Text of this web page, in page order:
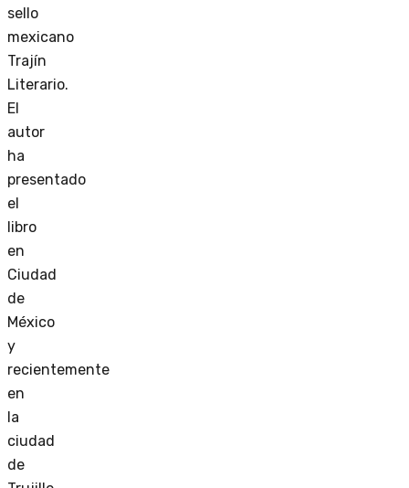
sello
mexicano
Trajín
Literario.
El
autor
ha
presentado
el
libro
en
Ciudad
de
México
y
recientemente
en
la
ciudad
de